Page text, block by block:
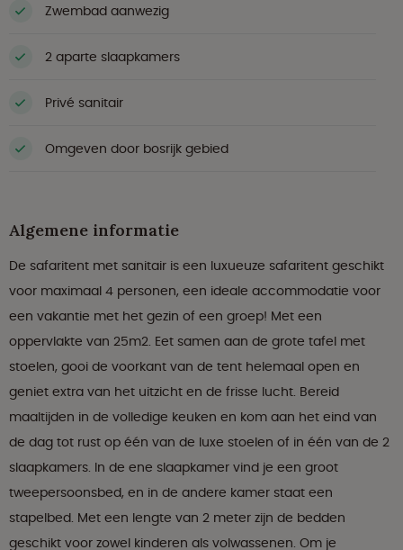
Zwembad aanwezig
2 aparte slaapkamers
Privé sanitair
Omgeven door bosrijk gebied
Algemene informatie
De safaritent met sanitair is een luxueuze safaritent geschikt
voor maximaal 4 personen, een ideale accommodatie voor
een vakantie met het gezin of een groep! Met een
oppervlakte van 25m2. Eet samen aan de grote tafel met
stoelen, gooi de voorkant van de tent helemaal open en
geniet extra van het uitzicht en de frisse lucht. Bereid
maaltijden in de volledige keuken en kom aan het eind van
de dag tot rust op één van de luxe stoelen of in één van de 2
slaapkamers. In de ene slaapkamer vind je een groot
tweepersoonsbed, en in de andere kamer staat een
stapelbed. Met een lengte van 2 meter zijn de bedden
geschikt voor zowel kinderen als volwassenen. Om je